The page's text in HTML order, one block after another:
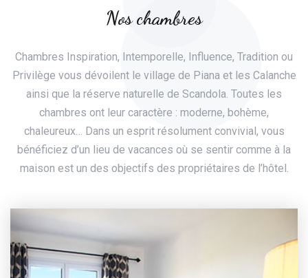
Nos chambres
Chambres Inspiration, Intemporelle, Influence, Tradition ou
Privilège vous dévoilent le village de Piana et les Calanche
ainsi que la réserve naturelle de Scandola. Toutes les
chambres ont leur caractère : moderne, bohème,
chaleureux… Dans un esprit résolument convivial, vous
bénéficiez d’un lieu de vacances où se sentir comme à la
maison est un des objectifs des propriétaires de l’hôtel.